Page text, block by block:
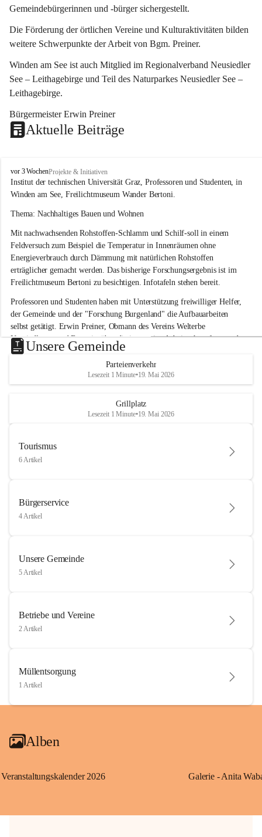
Gemeindebürgerinnen und -bürger sichergestellt.
Die Förderung der örtlichen Vereine und Kulturaktivitäten bilden
weitere Schwerpunkte der Arbeit von Bgm. Preiner.
Winden am See ist auch Mitglied im Regionalverband Neusiedler
See – Leithagebirge und Teil des Naturparkes Neusiedler See –
Leithagebirge.
Bürgermeister Erwin Preiner
Aktuelle Beiträge
W
i
n
e
a
m
S
e
e
vor 3 WochenProjekte & Initiativen
Institut der technischen Universität Graz, Professoren und Studenten, in
Winden am See, Freilichtmuseum Wander Bertoni.
Thema: Nachhaltiges Bauen und Wohnen
Mit nachwachsenden Rohstoffen-Schlamm und Schilf-soll in einem
Feldversuch zum Beispiel die Temperatur in Innenräumen ohne
Energieverbrauch durch Dämmung mit natürlichen Rohstoffen
erträglicher gemacht werden. Das bisherige Forschungsergebnis ist im
Freilichtmuseum Bertoni zu besichtigen. Infotafeln stehen bereit.
Professoren und Studenten haben mit Unterstützung freiwilliger Helfer,
der Gemeinde und der "Forschung Burgenland" die Aufbauarbeiten
selbst getätigt. Erwin Preiner, Obmann des Vereins Welterbe
Neusiedlersee und Bgm. ist über die innovative Arbeit sehr erfreut und
hofft auf baldige praktische Anwendung der Forschungsergebnisse.
Gerade in Zeiten des Klimawandels ist jede technologische Innovation
wichtig!
Unsere Gemeinde
Parteienverkehr
Lesezeit 1 Minute•19. Mai 2026
Grillplatz
Lesezeit 1 Minute•19. Mai 2026
Tourismus
6 Artikel
Bürgerservice
4 Artikel
Unsere Gemeinde
5 Artikel
Betriebe und Vereine
2 Artikel
Müllentsorgung
1 Artikel
Alben
Veranstaltungskalender 2026 Galerie - Anita